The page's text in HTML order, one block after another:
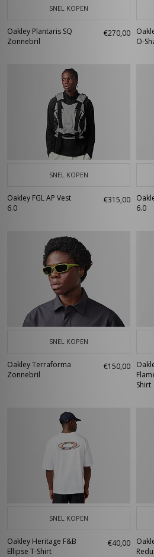
SNEL KOPEN
Oakley Plantaris SQ
Zonnebril
€270,00
O-
SNEL KOPEN
Oakley FGL AP Vest
6.0
€315,00
6.0
SNEL KOPEN
Oakley Terraforma
Zonnebril
€150,00
Shirt
SNEL KOPEN
Oakley Heritage F&B
Ellipse T-Shirt
€40,00